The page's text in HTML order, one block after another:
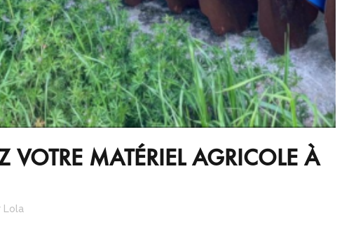
VOTRE MATÉRIEL AGRICOLE À
Lola